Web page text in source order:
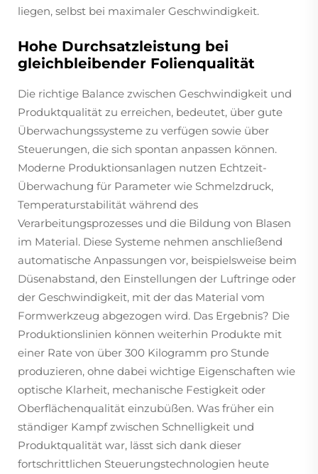
liegen, selbst bei maximaler Geschwindigkeit.
Hohe Durchsatzleistung bei
gleichbleibender Folienqualität
Die richtige Balance zwischen Geschwindigkeit und
Produktqualität zu erreichen, bedeutet, über gute
Überwachungssysteme zu verfügen sowie über
Steuerungen, die sich spontan anpassen können.
Moderne Produktionsanlagen nutzen Echtzeit-
Überwachung für Parameter wie Schmelzdruck,
Temperaturstabilität während des
Verarbeitungsprozesses und die Bildung von Blasen
im Material. Diese Systeme nehmen anschließend
automatische Anpassungen vor, beispielsweise beim
Düsenabstand, den Einstellungen der Luftringe oder
der Geschwindigkeit, mit der das Material vom
Formwerkzeug abgezogen wird. Das Ergebnis? Die
Produktionslinien können weiterhin Produkte mit
einer Rate von über 300 Kilogramm pro Stunde
produzieren, ohne dabei wichtige Eigenschaften wie
optische Klarheit, mechanische Festigkeit oder
Oberflächenqualität einzubüßen. Was früher ein
ständiger Kampf zwischen Schnelligkeit und
Produktqualität war, lässt sich dank dieser
fortschrittlichen Steuerungstechnologien heute